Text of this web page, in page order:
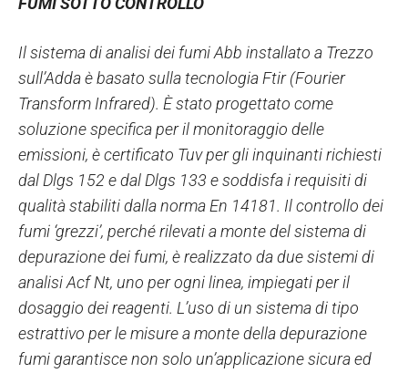
Il sistema di analisi dei fumi Abb installato a Trezzo
sull’Adda è basato sulla tecnologia Ftir (Fourier
Transform Infrared). È stato progettato come
soluzione specifica per il monitoraggio delle
emissioni, è certificato Tuv per gli inquinanti richiesti
dal Dlgs 152 e dal Dlgs 133 e soddisfa i requisiti di
qualità stabiliti dalla norma En 14181. Il controllo dei
fumi ‘grezzi’, perché rilevati a monte del sistema di
depurazione dei fumi, è realizzato da due sistemi di
analisi Acf Nt, uno per ogni linea, impiegati per il
dosaggio dei reagenti. L’uso di un sistema di tipo
estrattivo per le misure a monte della depurazione
fumi garantisce non solo un’applicazione sicura ed